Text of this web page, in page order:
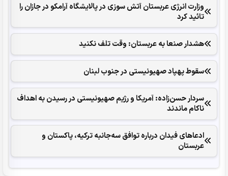
وزارت انرژی عربستان آتش سوزی در پالایشگاه آرامکو در جازان را
تائید کرد
هشدار صنعا به عربستان: وقت تلف نکنید
سقوط پهپاد صهیونیستی در جنوب لبنان
سردار حسن‌زاده: آمریکا و رژیم صهیونیستی در رسیدن به اهداف
ناکام ماندند
ادعاهای فیدان درباره توافق سه‌جانبه ترکیه، پاکستان و
عربستان